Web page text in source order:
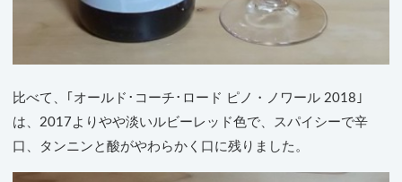
比べて、｢オールド･コーチ･ロード ピノ・ノワール 2018｣
は、2017よりやや淡いルビーレッド色で、スパイシーで辛
口、タンニンと酸がやわらかく口に残りました。